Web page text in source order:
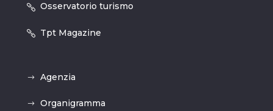
Osservatorio turismo
Tpt Magazine
Agenzia
Organigramma